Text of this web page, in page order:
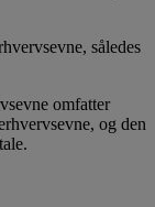
således
omfatter
og den